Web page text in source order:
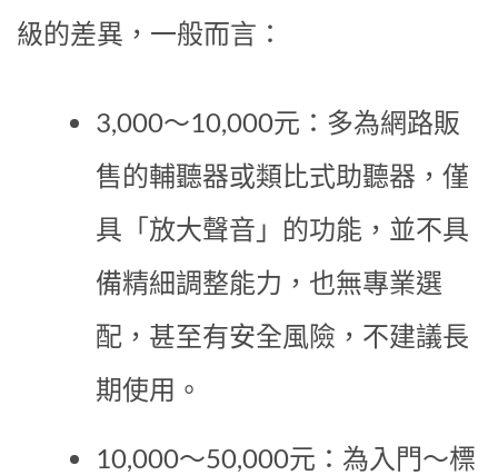
級的差異，一般而言：
3,000～10,000元：多為網路販
售的輔聽器或類比式助聽器，僅
具「放大聲音」的功能，並不具
備精細調整能力，也無專業選
配，甚至有安全風險，不建議長
期使用。
10,000～50,000元：為入門～標